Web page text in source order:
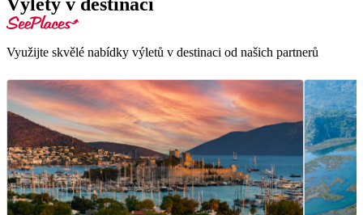
Výlety v destinaci
Využijte skvělé nabídky výletů v destinaci od našich partnerů